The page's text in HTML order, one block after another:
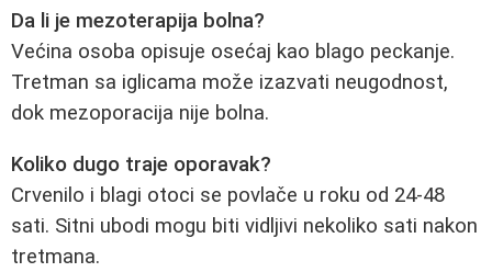
Da li je mezoterapija bolna?
Većina osoba opisuje osećaj kao blago peckanje.
Tretman sa iglicama može izazvati neugodnost,
dok mezoporacija nije bolna.
Koliko dugo traje oporavak?
Crvenilo i blagi otoci se povlače u roku od 24-48
sati. Sitni ubodi mogu biti vidljivi nekoliko sati nakon
tretmana.